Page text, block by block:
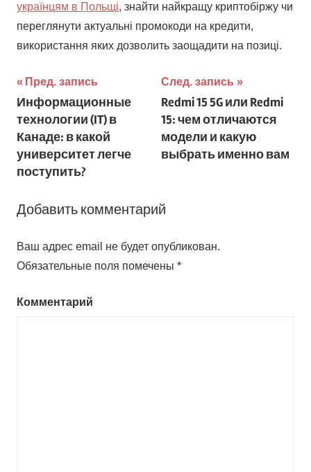
українцям в Польщі, знайти найкращу криптобіржу чи
переглянути актуальні промокоди на кредити,
використання яких дозволить заощадити на позиці.
Навигация
по
записям
Пред. запись
Информационные
технологии (IT) в
Канаде: в какой
университет легче
поступить?
След. запись
Redmi 15 5G или Redmi
15: чем отличаются
модели и какую
выбрать именно вам
Добавить комментарий
Ваш адрес email не будет опубликован.
Обязательные поля помечены *
Комментарий